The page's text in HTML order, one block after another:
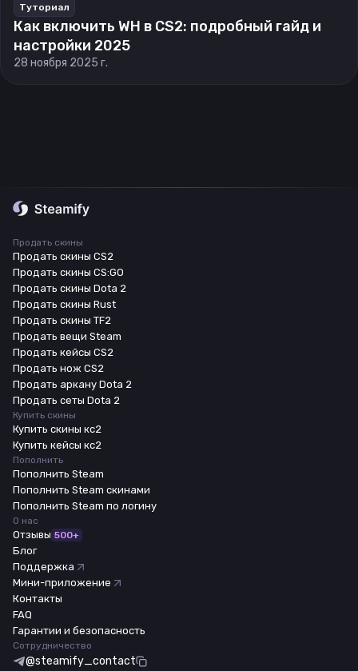
Туториал
Как включить WH в CS2: подробный гайд и
настройки 2025
28 ноября 2025 г.
Продать скины
Продать скины CS2
Продать скины CS:GO
Продать скины Dota 2
Продать скины Rust
Продать скины TF2
Продать вещи Steam
Продать кейсы CS2
Продать нож CS2
Продать аркану Dota 2
Продать сеты Dota 2
Купить скины
Купить скины кс2
Купить кейсы кс2
Пополнить
Пополнить Steam
Пополнить Steam скинами
Пополнить Steam по логину
О нас
Отзывы 500+
Блог
Поддержка
Мини-приложение
Контакты
FAQ
Гарантии и безопасность
Сотрудничество
@steamify_contact